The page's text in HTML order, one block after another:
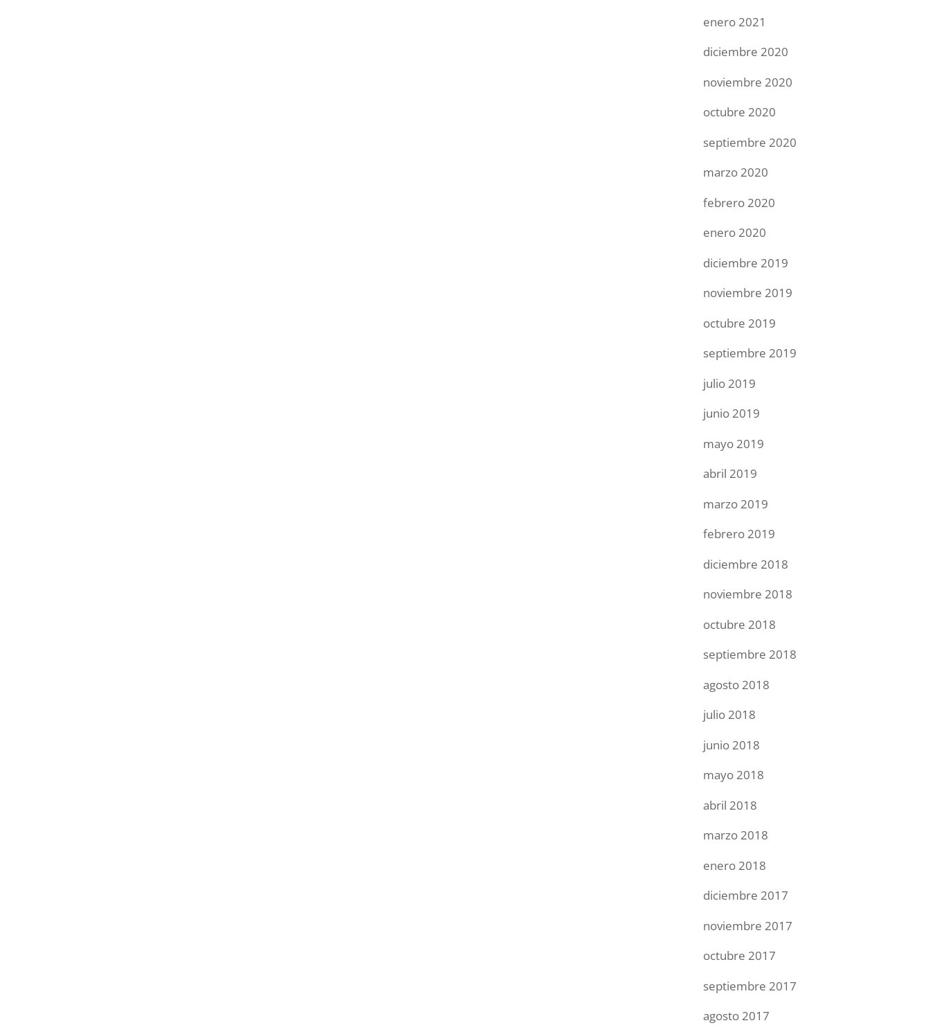
enero 2021
diciembre 2020
noviembre 2020
octubre 2020
septiembre 2020
marzo 2020
febrero 2020
enero 2020
diciembre 2019
noviembre 2019
octubre 2019
septiembre 2019
julio 2019
junio 2019
mayo 2019
abril 2019
marzo 2019
febrero 2019
diciembre 2018
noviembre 2018
octubre 2018
septiembre 2018
agosto 2018
julio 2018
junio 2018
mayo 2018
abril 2018
marzo 2018
enero 2018
diciembre 2017
noviembre 2017
octubre 2017
septiembre 2017
agosto 2017